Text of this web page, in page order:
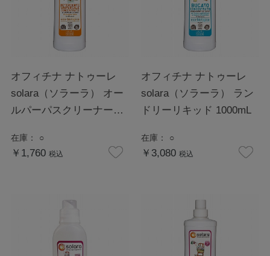
オフィチナ ナトゥーレ
solara（ソラーラ） オー
ルパーパスクリーナー
在庫： ○
￥1,760 税込
オフィチナ ナトゥーレ
solara（ソラーラ） ラン
ドリーリキッド 1000mL
在庫： ○
￥3,080 税込